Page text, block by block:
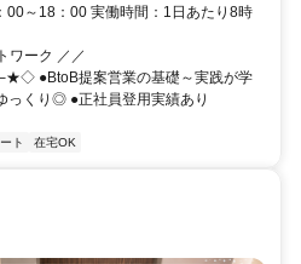
00～18：00 実働時間：1日あたり8時
ワーク ／／
提案営業の基礎～実践が学
っくり◎ ●正社員登用実績あり
ト 在宅OK